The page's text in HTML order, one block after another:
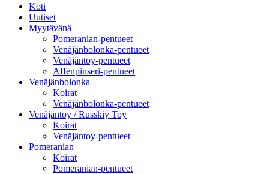
Koti
Uutiset
Myytävänä
Pomeranian-pentueet
Venäjänbolonka-pentueet
Venäjäntoy-pentueet
Affenpinseri-pentueet
Venäjänbolonka
Koirat
Venäjänbolonka-pentueet
Venäjäntoy / Russkiy Toy
Koirat
Venäjäntoy-pentueet
Pomeranian
Koirat
Pomeranian-pentueet